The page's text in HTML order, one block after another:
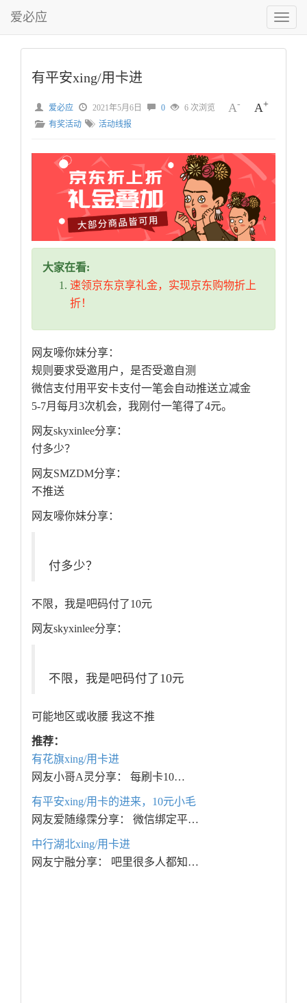
切
换
菜
爱必应
有平安xing/用卡进
A- A+
爱必应 2021年5月6日 0
6 次浏览
有奖活动
活动线报
大家在看:
速领京东京享礼金，实现京东购物折上
折！
网友嚎你妹分享：
规则要求受邀用户，是否受邀自测
微信支付用平安卡支付一笔会自动推送立减金
5-7月每月3次机会，我刚付一笔得了4元。
网友skyxinlee分享：
付多少？
网友SMZDM分享：
不推送
网友嚎你妹分享：
付多少？
不限，我是吧码付了10元
网友skyxinlee分享：
不限，我是吧码付了10元
可能地区或收腰 我这不推
推荐：
有花旗xing/用卡进
网友小哥A灵分享： 每刷卡10…
有平安xing/用卡的进来，10元小毛
网友爱随缘霂分享： 微信绑定平…
中行湖北xing/用卡进
网友宁融分享： 吧里很多人都知…